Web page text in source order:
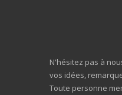
N'hésitez pas à
vos idées,
Toute personne